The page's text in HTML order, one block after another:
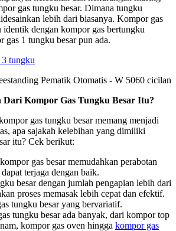
gas tungku besar. Dimana tungku
lebih dari biasanya. Kompor gas
identik dengan kompor gas bertungku
gas 1 tungku besar pun ada.
tungku
Kompor Gas Tungku Besar Itu?
gas tungku besar memang menjadi
apa sajakah kelebihan yang dimiliki
itu? Cek berikut:
gas besar memudahkan perabotan
terjaga dengan baik.
besar dengan jumlah pengapian lebih dari
proses memasak lebih cepat dan efektif.
tungku besar yang bervariatif.
tungku besar ada banyak, dari kompor top
kompor gas oven hingga kompor gas